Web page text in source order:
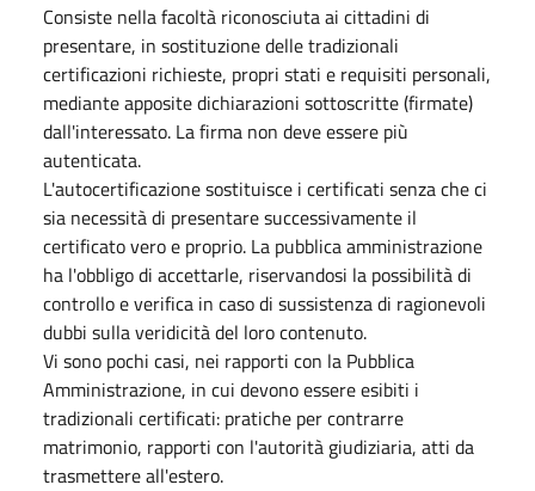
Consiste nella facoltà riconosciuta ai cittadini di
presentare, in sostituzione delle tradizionali
certificazioni richieste, propri stati e requisiti personali,
mediante apposite dichiarazioni sottoscritte (firmate)
dall'interessato. La firma non deve essere più
autenticata.
L'autocertificazione sostituisce i certificati senza che ci
sia necessità di presentare successivamente il
certificato vero e proprio. La pubblica amministrazione
ha l'obbligo di accettarle, riservandosi la possibilità di
controllo e verifica in caso di sussistenza di ragionevoli
dubbi sulla veridicità del loro contenuto.
Vi sono pochi casi, nei rapporti con la Pubblica
Amministrazione, in cui devono essere esibiti i
tradizionali certificati: pratiche per contrarre
matrimonio, rapporti con l'autorità giudiziaria, atti da
trasmettere all'estero.